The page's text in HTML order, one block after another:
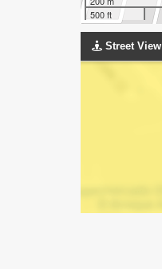
500 ft
Street View